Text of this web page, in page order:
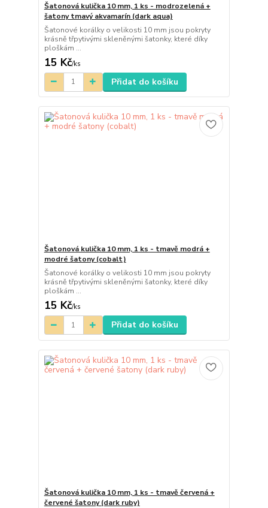
Šatonová kulička 10 mm, 1 ks - modrozelená +
šatony tmavý akvamarín (dark aqua)
Šatonové korálky o velikosti 10 mm jsou pokryty
krásně třpytivými skleněnými šatonky, které díky
ploškám ...
15 Kč/ks
Přidat do košíku
Šatonová kulička 10 mm, 1 ks - tmavě modrá +
modré šatony (cobalt)
Šatonové korálky o velikosti 10 mm jsou pokryty
krásně třpytivými skleněnými šatonky, které díky
ploškám ...
15 Kč/ks
Přidat do košíku
Šatonová kulička 10 mm, 1 ks - tmavě červená +
červené šatony (dark ruby)